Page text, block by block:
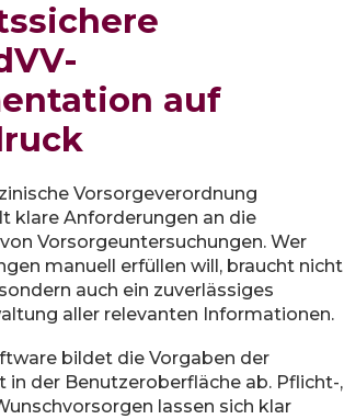
auf
Vorsorgeverordnung
klare Anforderungen an die
Vorsorgeuntersuchungen. Wer
manuell erfüllen will, braucht nicht
auch ein zuverlässiges
aller relevanten Informationen.
bildet die Vorgaben der
in der Benutzeroberfläche ab. Pflicht-,
lassen sich klar